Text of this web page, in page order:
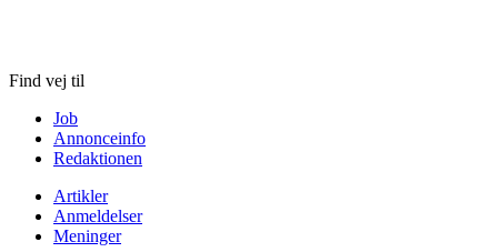
Find vej til
Job
Annonceinfo
Redaktionen
Artikler
Anmeldelser
Meninger